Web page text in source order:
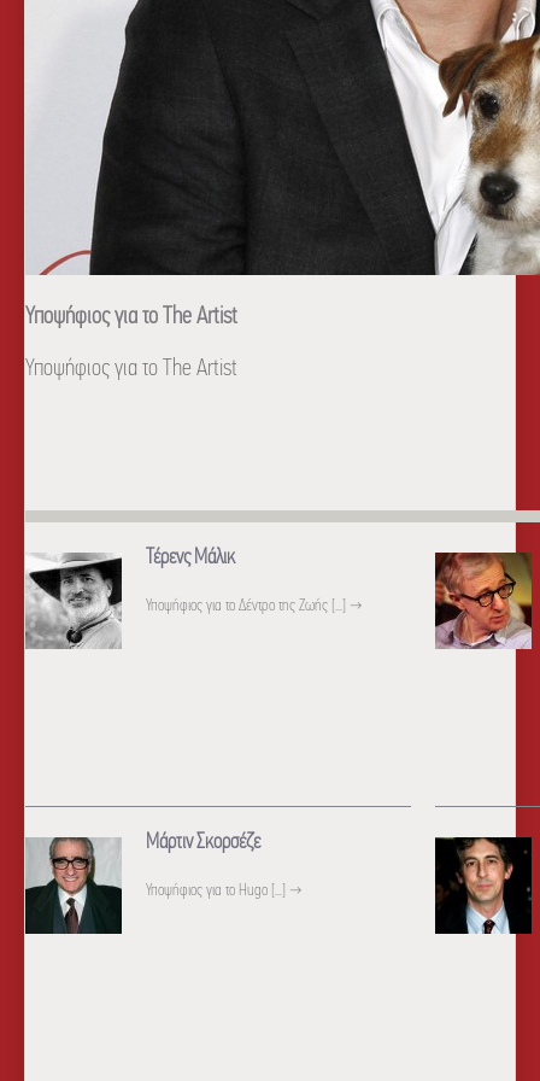
Υποψήφιος για το The Artist
Υποψήφιος για το The Artist
Τέρενς Μάλικ
Υποψήφιος για το Δέντρο της Ζωής [...] →
Μάρτιν Σκορσέζε
Υποψήφιος για το Hugo [...] →